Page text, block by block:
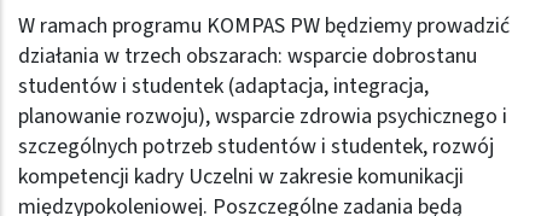
W ramach programu KOMPAS PW będziemy prowadzić
działania w trzech obszarach: wsparcie dobrostanu
studentów i studentek (adaptacja, integracja,
planowanie rozwoju), wsparcie zdrowia psychicznego i
szczególnych potrzeb studentów i studentek, rozwój
kompetencji kadry Uczelni w zakresie komunikacji
międzypokoleniowej. Poszczególne zadania będą